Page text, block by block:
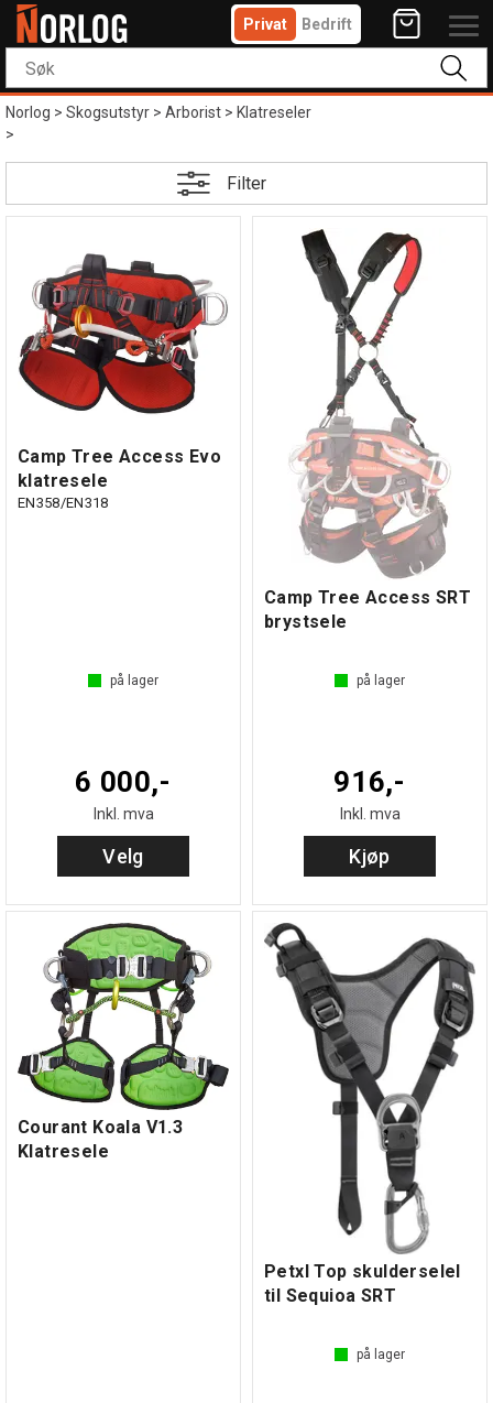
Privat Bedrift
Norlog>Skogsutstyr>Arborist>Klatreseler
>
Filter
Camp Tree Access Evo
klatresele
EN358/EN318
på lager
6 000,-
Inkl. mva
Velg
Camp Tree Access SRT
brystsele
på lager
916,-
Inkl. mva
Kjøp
Courant Koala V1.3
Klatresele
Petxl Top skulderselel
til Sequioa SRT
på lager